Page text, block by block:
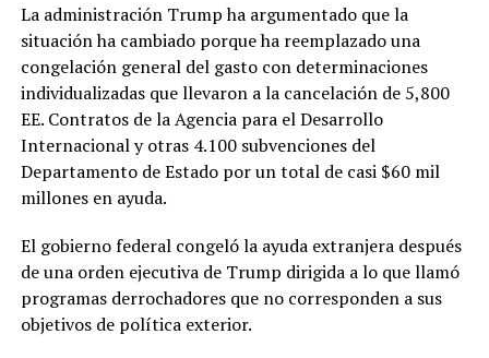
La administración Trump ha argumentado que la
situación ha cambiado porque ha reemplazado una
congelación general del gasto con determinaciones
individualizadas que llevaron a la cancelación de 5,800
EE. Contratos de la Agencia para el Desarrollo
Internacional y otras 4.100 subvenciones del
Departamento de Estado por un total de casi $60 mil
millones en ayuda.
El gobierno federal congeló la ayuda extranjera después
de una orden ejecutiva de Trump dirigida a lo que llamó
programas derrochadores que no corresponden a sus
objetivos de política exterior.